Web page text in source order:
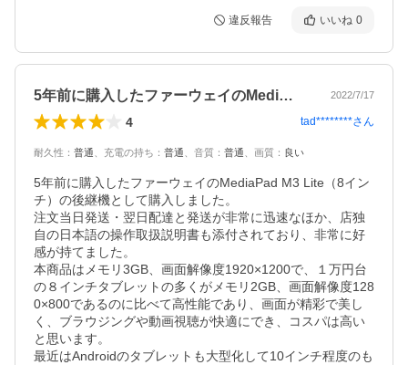
違反報告 いいね 0
5年前に購入したファーウェイのMedi… 2022/7/17
4 tad********さん
耐久性 ： 普通 充電の持ち ： 普通 音質 ： 普通 画質 ： 良い
5年前に購入したファーウェイのMediaPad M3 Lite（8イン
チ）の後継機として購入しました。
注文当日発送・翌日配達と発送が非常に迅速なほか、店独
自の日本語の操作取扱説明書も添付されており、非常に好
感が持てました。
本商品はメモリ3GB、画面解像度1920×1200で、１万円台
の８インチタブレットの多くがメモリ2GB、画面解像度128
0×800であるのに比べて高性能であり、画面が精彩で美し
く、ブラウジングや動画視聴が快適にでき、コスパは高い
と思います。
最近はAndroidのタブレットも大型化して10インチ程度のも